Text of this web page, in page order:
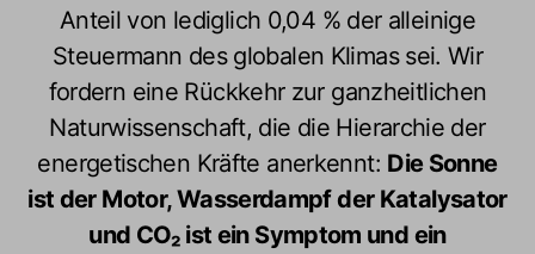
Anteil von lediglich 0,04 % der alleinige
Steuermann des globalen Klimas sei. Wir
fordern eine Rückkehr zur ganzheitlichen
Naturwissenschaft, die die Hierarchie der
energetischen Kräfte anerkennt: Die Sonne
ist der Motor, Wasserdampf der Katalysator
und CO₂ ist ein Symptom und ein